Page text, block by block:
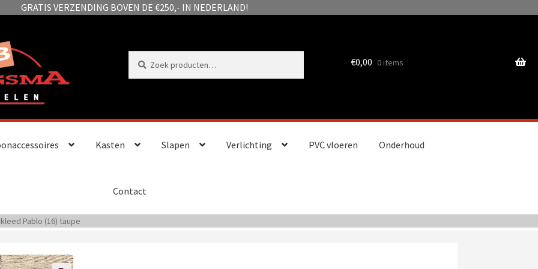
GRATIS VERZENDING BOVEN DE €250,- IN NEDERLAND!
naar:
Zoeken
Kasten Slapen Verlichting PVC vloeren Onderhoud
Contact
€0,00 0 items
Pablo (16) taupe